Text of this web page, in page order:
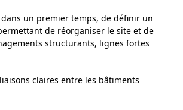
un premier temps, de définir un
de réorganiser le site et de
structurants, lignes fortes
claires entre les bâtiments